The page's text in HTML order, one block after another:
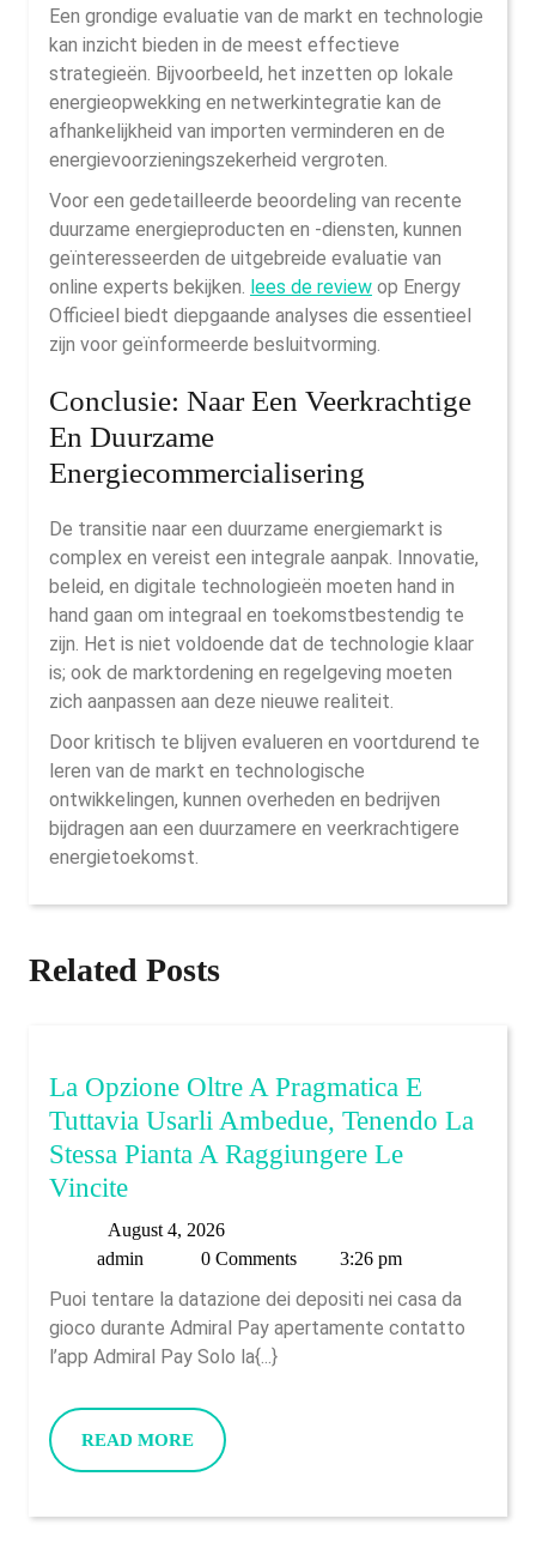
Een grondige evaluatie van de markt en technologie
kan inzicht bieden in de meest effectieve
strategieën. Bijvoorbeeld, het inzetten op lokale
energieopwekking en netwerkintegratie kan de
afhankelijkheid van importen verminderen en de
energievoorzieningszekerheid vergroten.
Voor een gedetailleerde beoordeling van recente
duurzame energieproducten en -diensten, kunnen
geïnteresseerden de uitgebreide evaluatie van
online experts bekijken. lees de review op Energy
Officieel biedt diepgaande analyses die essentieel
zijn voor geïnformeerde besluitvorming.
Conclusie: Naar Een Veerkrachtige
En Duurzame
Energiecommercialisering
De transitie naar een duurzame energiemarkt is
complex en vereist een integrale aanpak. Innovatie,
beleid, en digitale technologieën moeten hand in
hand gaan om integraal en toekomstbestendig te
zijn. Het is niet voldoende dat de technologie klaar
is; ook de marktordening en regelgeving moeten
zich aanpassen aan deze nieuwe realiteit.
Door kritisch te blijven evalueren en voortdurend te
leren van de markt en technologische
ontwikkelingen, kunnen overheden en bedrijven
bijdragen aan een duurzamere en veerkrachtigere
energietoekomst.
Related Posts
La Opzione Oltre A Pragmatica E
Tuttavia Usarli Ambedue, Tenendo La
Stessa Pianta A Raggiungere Le
VinciteLa
Opzione
Oltre
Pragmatica
E
Usarli
Ambedue,
La
August 4, 2026August
4,
admin 0 Comments 3:26 pm
Puoi tentare la datazione dei depositi nei casa da
gioco durante Admiral Pay apertamente contatto
l’app Admiral Pay Solo la{...}
READ MOREREAD
MORE